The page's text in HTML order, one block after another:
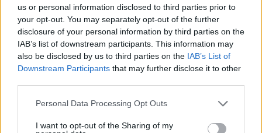
us or personal information disclosed to third parties prior to
your opt-out. You may separately opt-out of the further
disclosure of your personal information by third parties on the
IAB’s list of downstream participants. This information may
also be disclosed by us to third parties on the IAB’s List of
Downstream Participants that may further disclose it to other
Personal Data Processing Opt Outs
I want to opt-out of the Sharing of my
προζύμι στο
πλάι.
Συμπληρώστε
με τα
τσίλι.